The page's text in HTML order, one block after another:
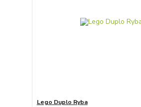
Lego Duplo Ryba